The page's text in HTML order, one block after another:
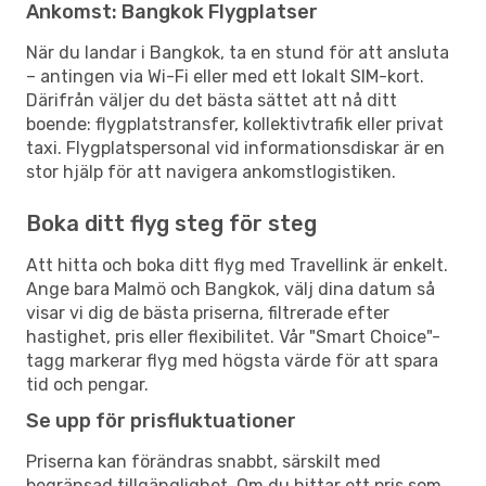
Ankomst: Bangkok Flygplatser
När du landar i Bangkok, ta en stund för att ansluta
– antingen via Wi-Fi eller med ett lokalt SIM-kort.
Därifrån väljer du det bästa sättet att nå ditt
boende: flygplatstransfer, kollektivtrafik eller privat
taxi. Flygplatspersonal vid informationsdiskar är en
stor hjälp för att navigera ankomstlogistiken.
Boka ditt flyg steg för steg
Att hitta och boka ditt flyg med Travellink är enkelt.
Ange bara Malmö och Bangkok, välj dina datum så
visar vi dig de bästa priserna, filtrerade efter
hastighet, pris eller flexibilitet. Vår "Smart Choice"-
tagg markerar flyg med högsta värde för att spara
tid och pengar.
Se upp för prisfluktuationer
Priserna kan förändras snabbt, särskilt med